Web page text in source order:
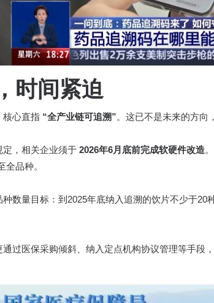
时间紧迫
核心直指 “全产业链可追溯”。这已不是未来的方向
，相关企业须于 2026年6月底前完成软硬件改造
全品种。
数量目标：到2025年底纳入追溯的饮片不少于20
过医保采购倾斜、纳入定点机构协议管理等手段